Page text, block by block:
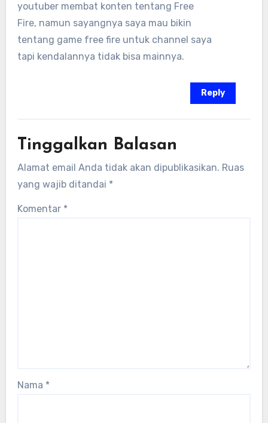
youtuber membat konten tentang Free
Fire, namun sayangnya saya mau bikin
tentang game free fire untuk channel saya
tapi kendalannya tidak bisa mainnya.
Reply
Tinggalkan Balasan
Alamat email Anda tidak akan dipublikasikan. Ruas
yang wajib ditandai *
Komentar *
Nama *